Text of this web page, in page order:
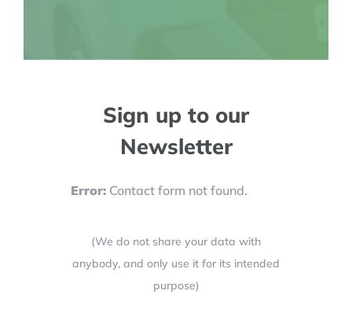
Sign up to our
Newsletter
Error:Contact form not found.
(We do not share your data with
anybody, and only use it for its intended
purpose)